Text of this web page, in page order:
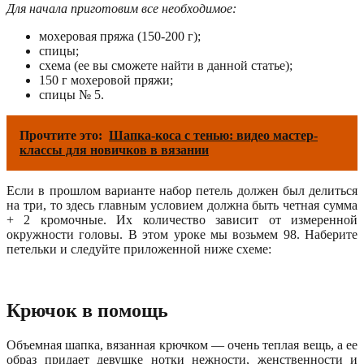
Для начала приготовим все необходимое:
мохеровая пряжа (150-200 г);
спицы;
схема (ее вы сможете найти в данной статье);
150 г мохеровой пряжи;
спицы № 5.
Прочтите это: Шапка-коса с тенью: видео мастер-
классы для новичков в вязании
Если в прошлом варианте набор петель должен был делиться
на три, то здесь главным условием должна быть четная сумма
+ 2 кромочные. Их количество зависит от измеренной
окружности головы. В этом уроке мы возьмем 98. Наберите
петельки и следуйте приложенной ниже схеме:
Крючок в помощь
Объемная шапка, вязанная крючком — очень теплая вещь, а ее
образ придает девушке нотки нежности, женственности и